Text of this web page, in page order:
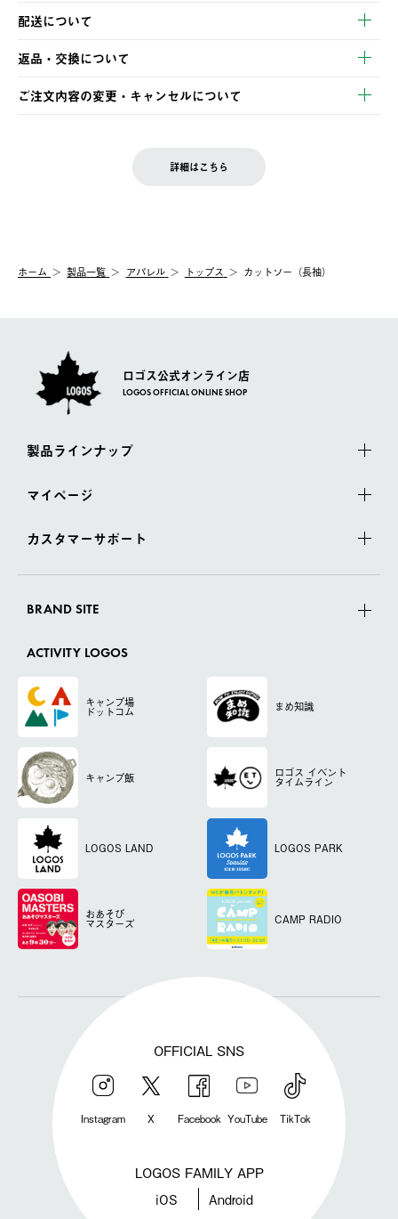
以下のいずれかの方法でお支払いいただけます。
・クレジットカード決済
・コンビニ決済
・Pay-easy決済
配送について
【発送スケジュール】
ご注文・ご入金完了より2営業日以内に商品を発送いたします。
土日祝の発送はございませんので、木曜日以降のご注文は週明け
の発送となる場合がございます。
【配送業者】
佐川急便にて配送されます。
返品・交換について
※お客様都合の場合
お客様都合の返品にかかる送料は、お客様ご負担とさせていただ
一度お手元の商品を返品いただき、ご希望商品を再注文してくだ
ご注文内容の変更・キャンセルについて
LOGOS FAMILY会員の方は、会員マイページ内 購入履歴画面に
詳細はこちら
ホーム 製品一覧 アパレル トップス カットソー（長袖）
ロゴス公式オンライン店
LOGOS OFFICIAL ONLINE SHOP
製品ラインナップ
マイページ
カスタマーサポート
BRAND SITE
ACTIVITY LOGOS
キャンプ場
ドットコム まめ知識
キャンプ飯 ロゴス イベント
タイムライン
LOGOS LAND LOGOS PARK
おあそび
マスターズ CAMP RADIO
OFFICIAL SNS
Instagram X Facebook YouTube TikTok
LOGOS FAMILY APP
iOS Android